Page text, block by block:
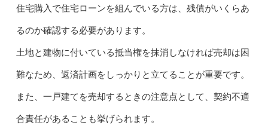
住宅購入で住宅ローンを組んでいる方は、残債がいくらあ
るのか確認する必要があります。
土地と建物に付いている抵当権を抹消しなければ売却は困
難なため、返済計画をしっかりと立てることが重要です。
また、一戸建てを売却するときの注意点として、契約不適
合責任があることも挙げられます。